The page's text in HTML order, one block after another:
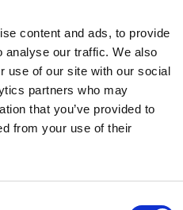
content and ads, to provide
analyse our traffic. We also
use of our site with our social
partners who may
that you’ve provided to
from your use of their
com nossa Assessoria de
de Mídia,